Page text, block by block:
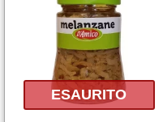
ESAURITO